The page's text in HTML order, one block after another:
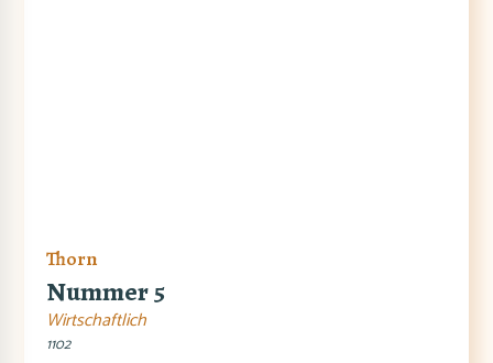
Thorn
Nummer 5
Wirtschaftlich
1102